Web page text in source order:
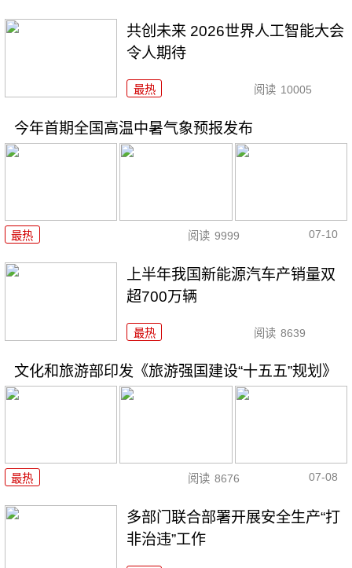
共创未来 2026世界人工智能大会
令人期待
最热 阅读 10005
今年首期全国高温中暑气象预报发布
最热 阅读 9999 07-10
上半年我国新能源汽车产销量双
超700万辆
最热 阅读 8639
文化和旅游部印发《旅游强国建设“十五五”规划》
最热 阅读 8676 07-08
多部门联合部署开展安全生产“打
非治违”工作